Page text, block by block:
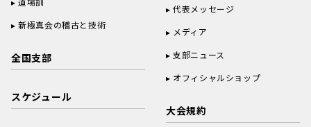
新極真会の稽古と技術
全国支部
スケジュール
代表メッセージ
メディア
支部ニュース
オフィシャルショップ
大会規約